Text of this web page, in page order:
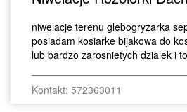
niwelacje terenu glebogryzarka
posiadam kosiarke bijakowa do
lub bardzo zarosnietych dzialek i
Kontakt: 572363011